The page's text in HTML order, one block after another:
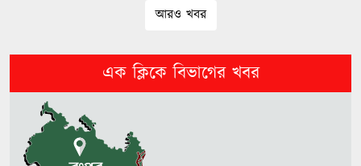
কমিটি
আরও খবর
এক ক্লিকে বিভাগের খবর